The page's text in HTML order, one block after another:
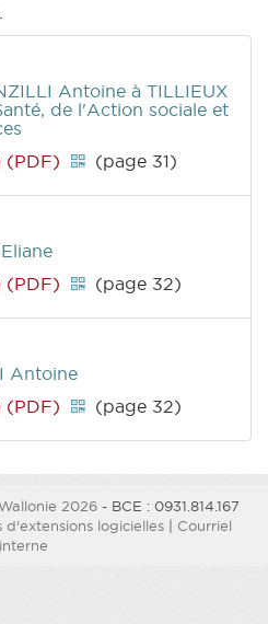
Antoine à TILLIEUX
de l'Action sociale et
(PDF)
(page 31)
(PDF)
(page 32)
Antoine
(PDF)
(page 32)
2026 - BCE : 0931.814.167
d'extensions logicielles| Courriel
interne